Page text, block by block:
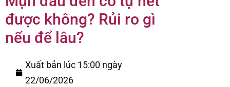
được không? Rủi ro gì
nếu để lâu?
Xuất bản lúc 15:00 ngày
22/06/2026